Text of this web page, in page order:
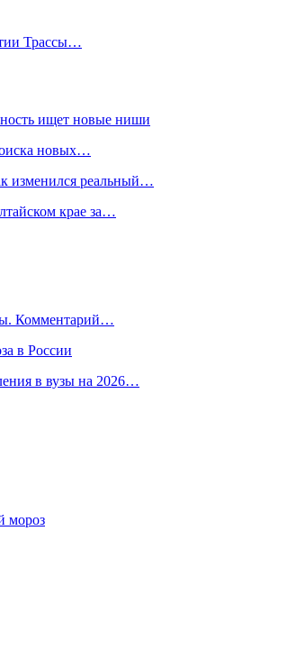
Трассы…
ищет новые ниши
новых…
изменился реальный…
крае за…
Комментарий…
в России
в вузы на 2026…
мороз